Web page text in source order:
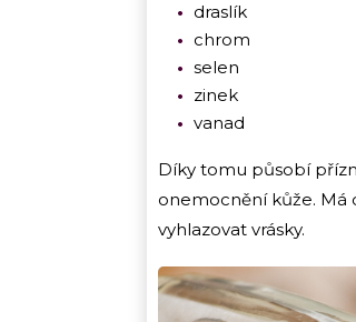
draslík
chrom
selen
zinek
vanad
Díky tomu působí
onemocnění kůže. Má
vyhlazovat vrásky.